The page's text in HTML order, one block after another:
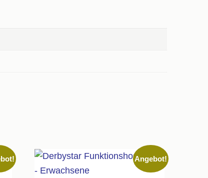
Angebot!